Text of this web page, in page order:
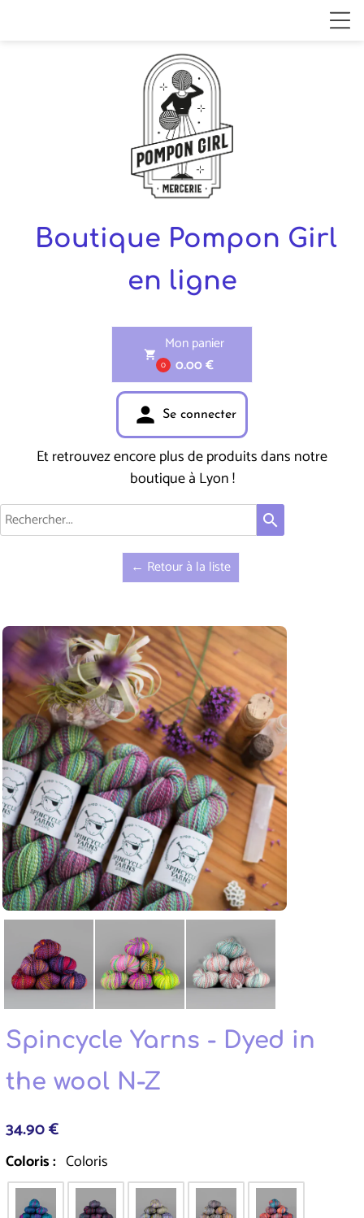
Boutique Pompon Girl
en ligne
shopping_cart
0
Mon panier
0.00 €
person Se connecter
Et retrouvez encore plus de produits dans notre
boutique à Lyon !
search
← Retour à la liste
Spincycle Yarns - Dyed in
the wool N-Z
34.90 €
Coloris : Coloris